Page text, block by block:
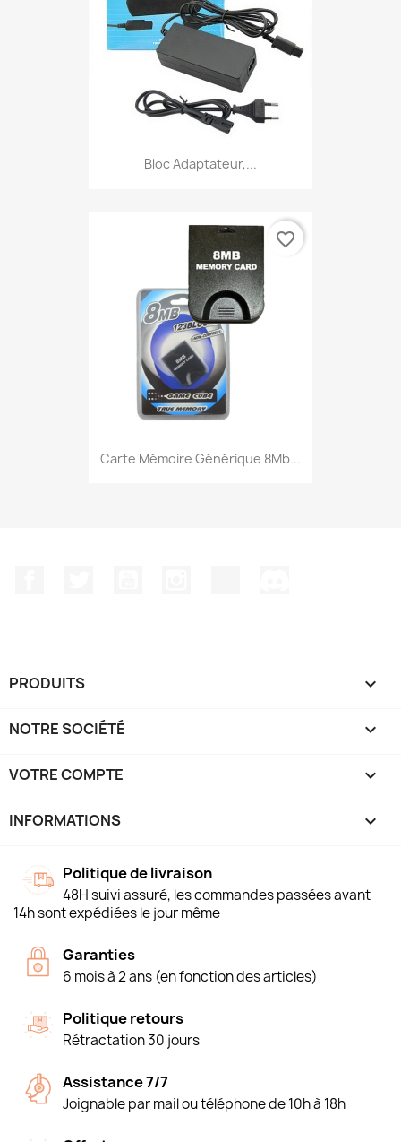
Bloc Adaptateur,...
Carte Mémoire Générique 8Mb...
favorite_border
PRODUITS 
NOTRE SOCIÉTÉ 
VOTRE COMPTE 
INFORMATIONS keyboard_arrow_down
Politique de livraison
48H suivi assuré, les commandes passées avant
14h sont expédiées le jour même
Garanties
6 mois à 2 ans (en fonction des articles)
Politique retours
Rétractation 30 jours
Assistance 7/7
Joignable par mail ou téléphone de 10h à 18h